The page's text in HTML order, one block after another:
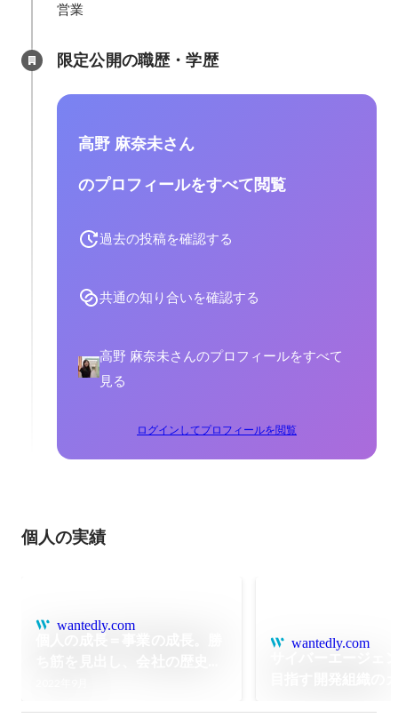
営業
限定公開の職歴・学歴
高野 麻奈未さん
のプロフィールをすべて閲覧
過去の投稿を確認する
共通の知り合いを確認する
高野 麻奈未さんのプロフィールをすべて
見る
ログインしてプロフィールを閲覧
個人の実績
wantedly.com
wantedly.com